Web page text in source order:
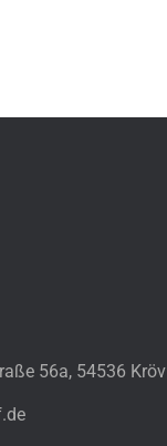
56a, 54536 Kröv